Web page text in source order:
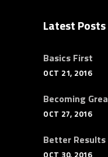
Latest Posts
Basics First
OCT 21, 2016
Becoming
OCT 27, 2016
Better Results
OCT 30, 2016